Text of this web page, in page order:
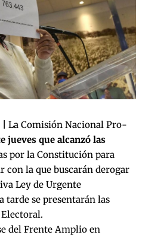
La Comisión Nacional Pro-
jueves que alcanzó las
por la Constitución para
con la que buscarán derogar
Ley de Urgente
tarde se presentarán las
del Frente Amplio en